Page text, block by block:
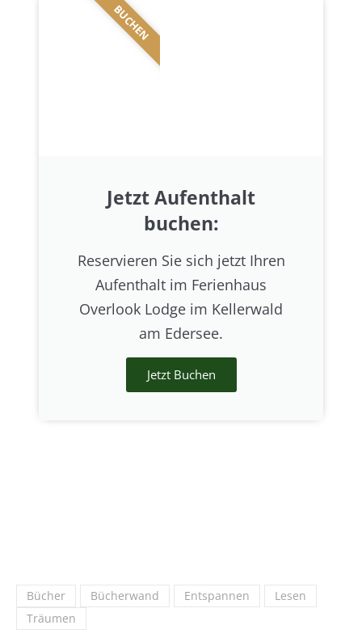
Jetzt Aufenthalt
buchen:
Reservieren Sie sich jetzt Ihren
Aufenthalt im Ferienhaus
Overlook Lodge im Kellerwald
am Edersee.
Jetzt Buchen
BUCHEN
Bücher Bücherwand Entspannen
Lesen
Träumen